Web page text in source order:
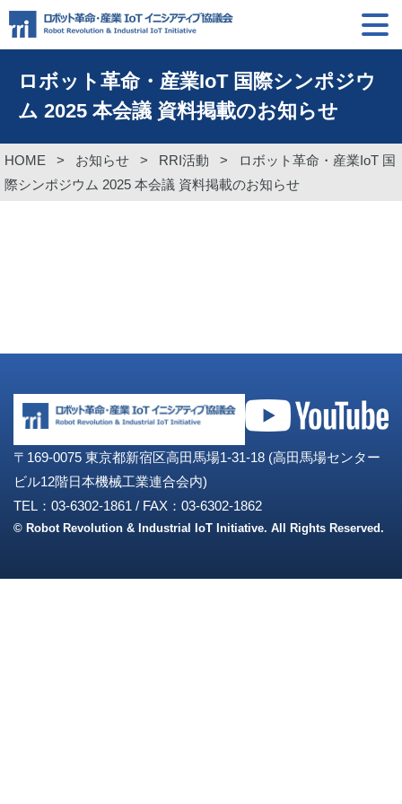
ロボット革命・産業IoT 国際シンポジウ
ム 2025 本会議 資料掲載のお知らせ
HOME > お知らせ > RRI活動 >
ロボット革命・産業IoT 国
際シンポジウム 2025 本会議 資料掲載のお知らせ
〒169-0075 東京都新宿区高田馬場1-31-18 (高田馬場センター
ビル12階日本機械工業連合会内)
TEL：03-6302-1861 / FAX：03-6302-1862
© Robot Revolution & Industrial IoT Initiative. All Rights Reserved.